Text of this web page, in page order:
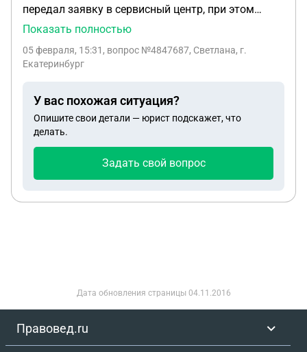
передал заявку в сервисный центр, при этом
озвучил что в течении 3-5 рабочих дней со мной
связался. Есть ли какие то сроки для выявления
Показать полностью
05 февраля, 15:31 , вопрос №4847687, Светлана, г.
Екатеринбург
У вас похожая ситуация?
Опишите свои детали — юрист подскажет, что
делать.
Задать свой вопрос
Дата обновления страницы 04.11.2016
Правовед.ru